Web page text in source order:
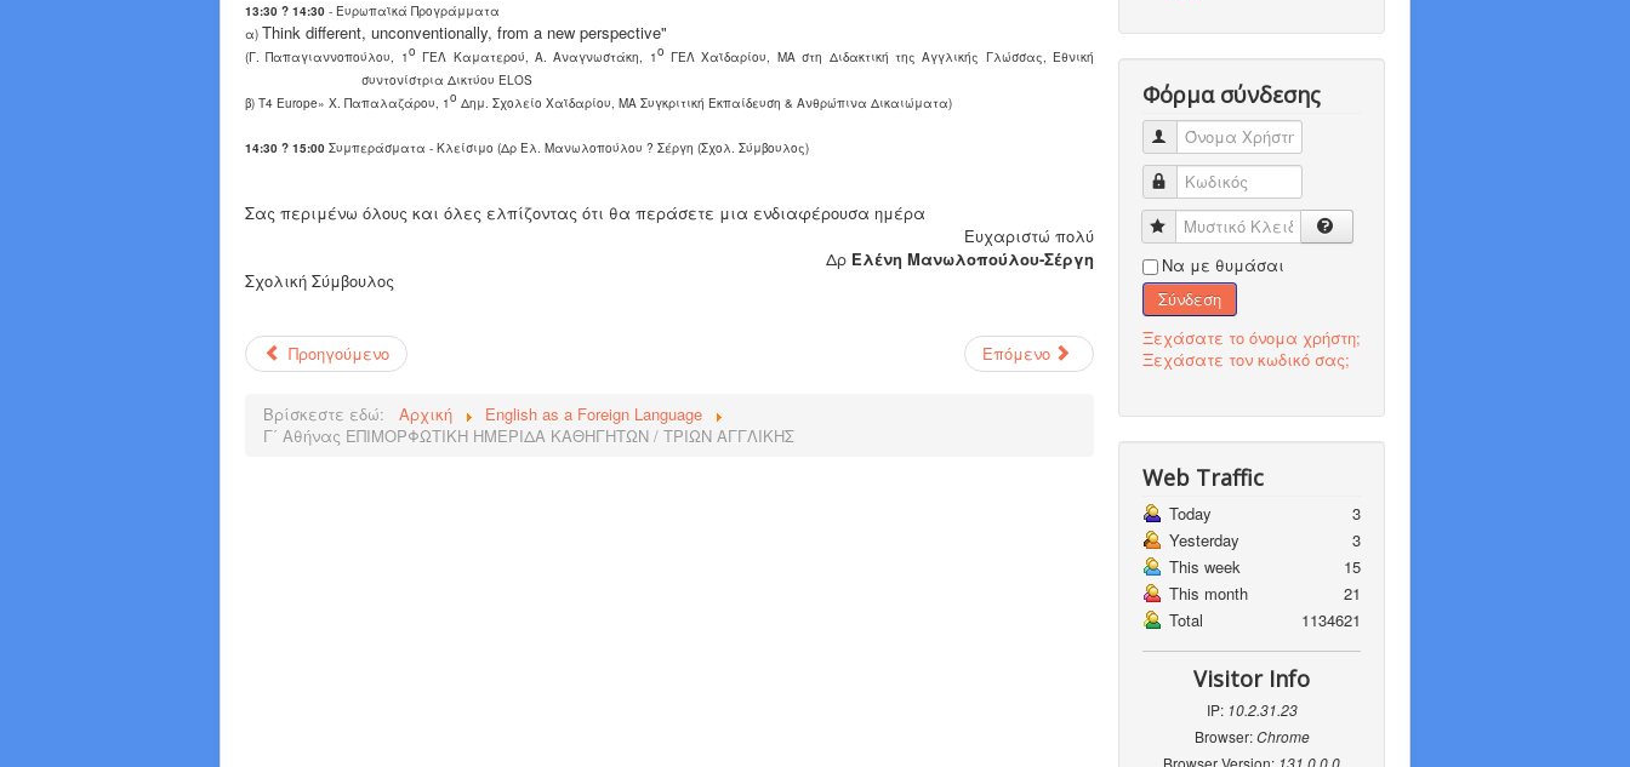
13:30 ? 14:30 - Ευρωπαϊκά Προγράμματα
α) Think different, unconventionally, from a new perspective"
(Γ. Παπαγιαννοπούλου, 1ο ΓΕΛ Καματερού, Α. Αναγνωστάκη, 1ο ΓΕΛ Χαϊδαρίου, ΜΑ στη Διδακτική της Αγγλικής Γλώσσας, Εθνική
συντονίστρια Δικτύου ELOS
β) T4 Europe» Χ. Παπαλαζάρου, 1ο Δημ. Σχολείο Χαϊδαρίου, ΜΑ Συγκριτική Εκπαίδευση & Ανθρώπινα Δικαιώματα)
14:30 ? 15:00 Συμπεράσματα - Κλείσιμο (Δρ Ελ. Μανωλοπούλου ? Σέργη (Σχολ. Σύμβουλος)
Σας περιμένω όλους και όλες ελπίζοντας ότι θα περάσετε μια ενδιαφέρουσα ημέρα
Ευχαριστώ πολύ
Δρ Ελένη Μανωλοπούλου-Σέργη
Σχολική Σύμβουλος
Προηγούμενο Επόμενο
Βρίσκεστε εδώ: Αρχική
English as a Foreign Language
Γ΄ Αθήνας ΕΠΙΜΟΡΦΩΤΙΚΗ ΗΜΕΡΙΔΑ ΚΑΘΗΓΗΤΩΝ / ΤΡΙΩΝ ΑΓΓΛΙΚΗΣ
Φόρμα σύνδεσης
Όνομα Χρήστη
Κωδικός
Μυστικό Κλειδί
Να με θυμάσαι
Σύνδεση
Ξεχάσατε το όνομα χρήστη;
Ξεχάσατε τον κωδικό σας;
Web Traffic
Today
3
Yesterday
3
This week
15
This month
21
Total
1134621
Visitor Info
IP: 10.2.31.23
Browser:Chrome
Browser Version: 131.0.0.0